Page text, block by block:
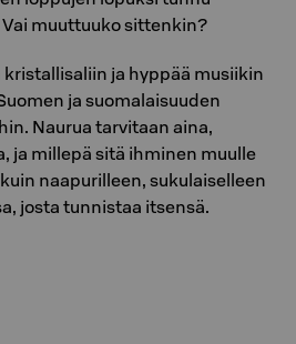
muuttuuko sittenkin?
ja hyppää musiikin
ja suomalaisuuden
Naurua tarvitaan aina,
ja millepä sitä ihminen muulle
naapurilleen, sukulaiselleen
josta tunnistaa itsensä.